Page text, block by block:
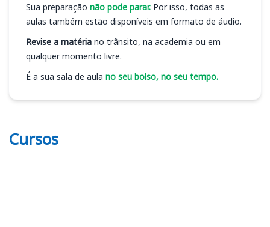
Sua preparação não pode parar. Por isso, todas as
aulas também estão disponíveis em formato de áudio.
Revise a matéria no trânsito, na academia ou em
qualquer momento livre.
É a sua sala de aula no seu bolso, no seu tempo.
Cursos